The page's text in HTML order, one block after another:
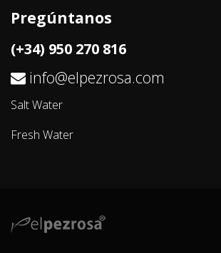
Pregúntanos
(+34) 950 270 816
info@elpezrosa.com
Salt Water
Fresh Water